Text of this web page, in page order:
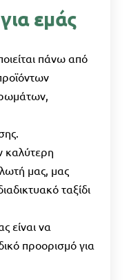
εμάς
πάνω από
καλύτερη
μας, μας
ταξίδι
είναι να
προορισμό για